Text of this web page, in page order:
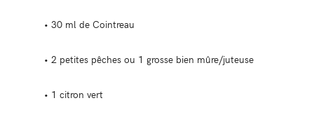
• 30 ml de Cointreau
• 2 petites pêches ou 1 grosse bien mûre/juteuse
• 1 citron vert